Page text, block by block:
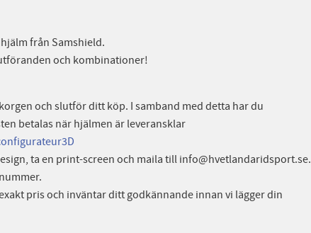
från Samshield.
och kombinationer!
och slutför ditt köp. I samband med detta har du
betalas när hjälmen är leveransklar
ta en print-screen och maila till info@hvetlandaridsport.se.
pris och inväntar ditt godkännande innan vi lägger din